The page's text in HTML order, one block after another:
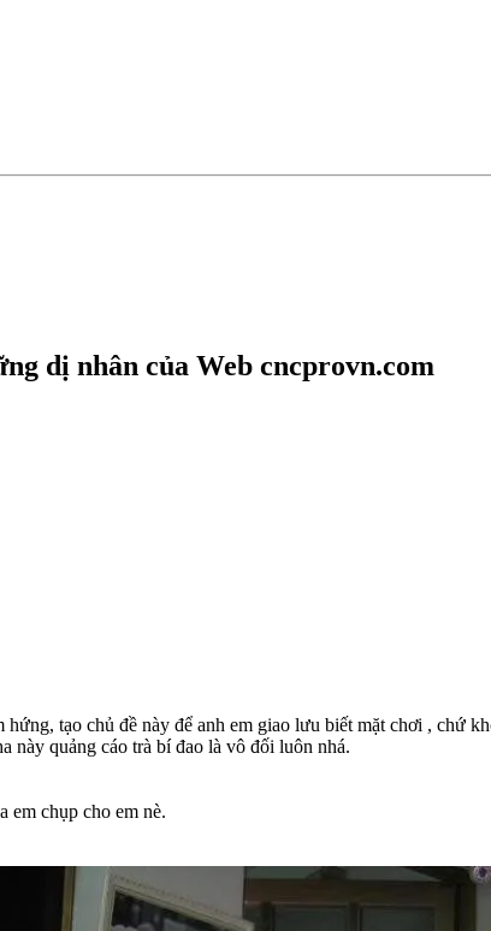
dị nhân của Web cncprovn.com
tạo chủ đề này để anh em giao lưu biết mặt chơi , chứ
này quảng cáo trà bí đao là vô đối luôn nhá.
em chụp cho em nè.